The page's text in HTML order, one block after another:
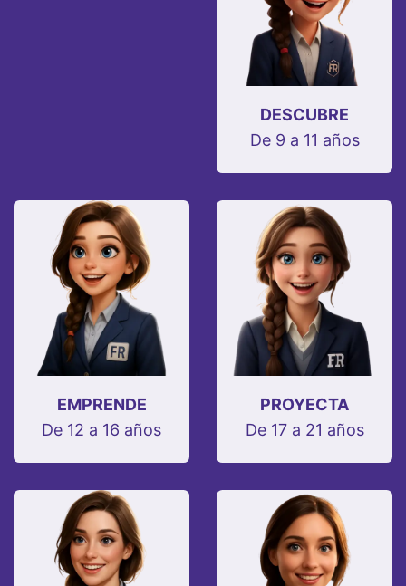
DESCUBRE
De 9 a 11 años
EMPRENDE
De 12 a 16 años
PROYECTA
De 17 a 21 años